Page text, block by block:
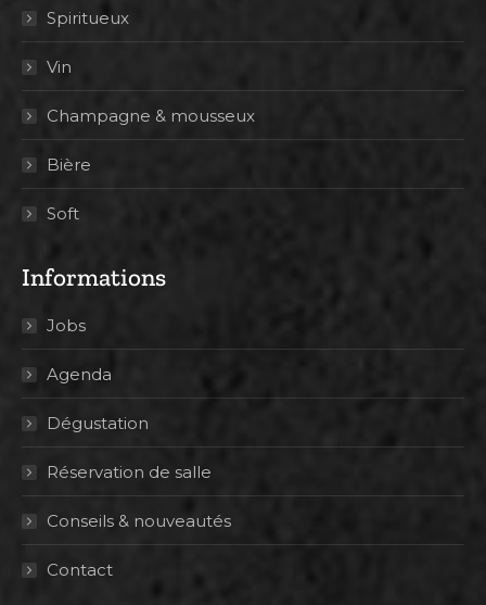
Spiritueux
Vin
Champagne & mousseux
Bière
Soft
Informations
Jobs
Agenda
Dégustation
Réservation de salle
Conseils & nouveautés
Contact